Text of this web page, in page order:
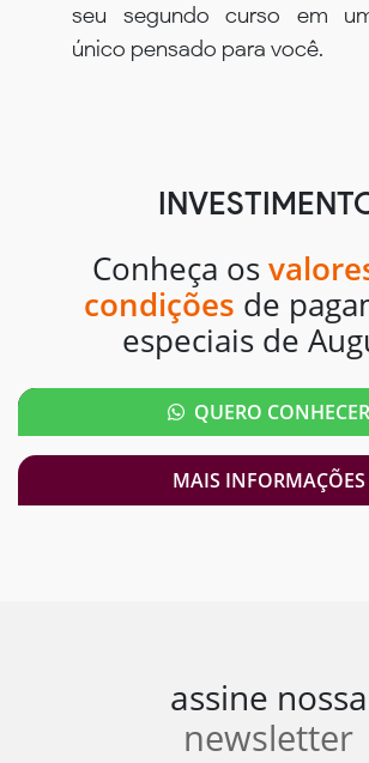
seu segundo curso em
único pensado para você.
Conheça os
condições de
especiais de
QUERO CONHECER
MAIS INFORMAÇÕES
assine nossa
newsletter